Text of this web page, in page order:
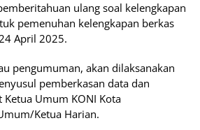
ulang soal kelengkapan
pemenuhan kelengkapan berkas
April 2025.
pengumuman, akan dilaksanakan
pemberkasan data dan
Umum KONI Kota
Ketua Harian.